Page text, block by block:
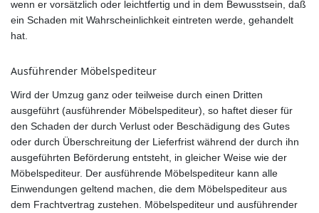
wenn er vorsätzlich oder leichtfertig und in dem Bewusstsein, daß
ein Schaden mit Wahrscheinlichkeit eintreten werde, gehandelt
hat.
Ausführender Möbelspediteur
Wird der Umzug ganz oder teilweise durch einen Dritten
ausgeführt (ausführender Möbelspediteur), so haftet dieser für
den Schaden der durch Verlust oder Beschädigung des Gutes
oder durch Überschreitung der Lieferfrist während der durch ihn
ausgeführten Beförderung entsteht, in gleicher Weise wie der
Möbelspediteur. Der ausführende Möbelspediteur kann alle
Einwendungen geltend machen, die dem Möbelspediteur aus
dem Frachtvertrag zustehen. Möbelspediteur und ausführender